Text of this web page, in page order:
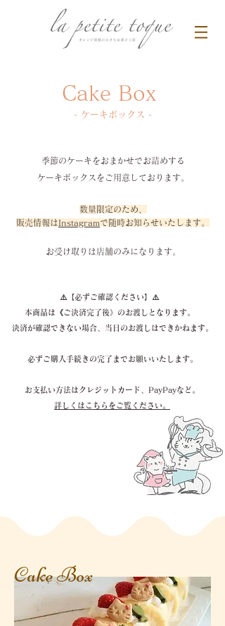
Cake Box
- ケーキボックス -
季節のケーキをおまかせでお詰めする
ケーキボックスをご用意しております。
数量限定のため、
販売情報は Instagramで随時お知らせいたします。
お​受け取りは店舗のみになります。
⚠️【必ずご確認ください】⚠️
本商品は《ご決済完了後》のお渡しとなります。
決済が確認できない場合、当日のお渡しはできかねます。
必ずご購入手続きの完了までお願いいたします。
​お支払い方法はクレジットカード、PayPayなど。
​詳しくはこちらをご覧ください。
Cake Box